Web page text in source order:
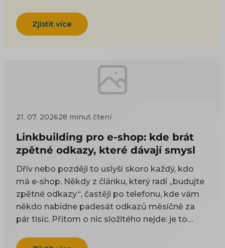
Zjistit více
21. 07. 202628 minut čtení
Linkbuilding pro e-shop: kde brát
zpětné odkazy, které dávají smysl
Dřív nebo později to uslyší skoro každý, kdo
má e-shop. Někdy z článku, který radí „budujte
zpětné odkazy“, častěji po telefonu, kde vám
někdo nabídne padesát odkazů měsíčně za
pár tisíc. Přitom o nic složitého nejde: je to
odkazy odjakživa bere jako doporučení — čím